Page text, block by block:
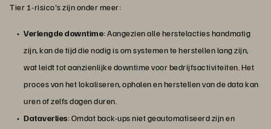
Tier 1-risico's zijn onder meer:
Verlengde downtime: Aangezien alle herstelacties handmatig
zijn, kan de tijd die nodig is om systemen te herstellen lang zijn,
wat leidt tot aanzienlijke downtime voor bedrijfsactiviteiten. Het
proces van het lokaliseren, ophalen en herstellen van de data kan
uren of zelfs dagen duren.
Dataverlies: Omdat back-ups niet geautomatiseerd zijn en